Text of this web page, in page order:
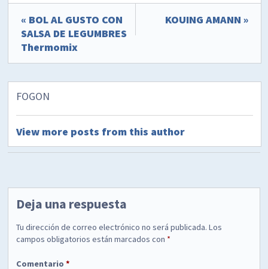
« BOL AL GUSTO CON
SALSA DE LEGUMBRES
Thermomix
KOUING AMANN »
FOGON
View more posts from this author
Deja una respuesta
Tu dirección de correo electrónico no será publicada. Los
campos obligatorios están marcados con *
Comentario*